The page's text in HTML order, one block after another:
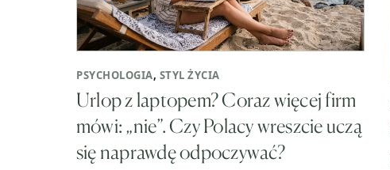
PSYCHOLOGIA, STYL ŻYCIA
Urlop z laptopem? Coraz więcej firm
mówi: „nie”. Czy Polacy wreszcie uczą
się naprawdę odpoczywać?